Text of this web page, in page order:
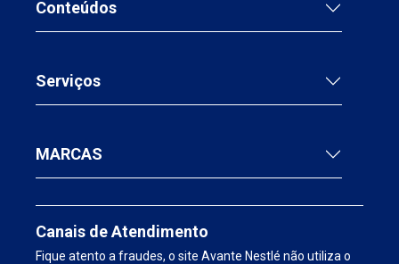
Conteúdos
Serviços
MARCAS
Canais de Atendimento
Fique atento a fraudes, o site Avante Nestlé não utiliza o